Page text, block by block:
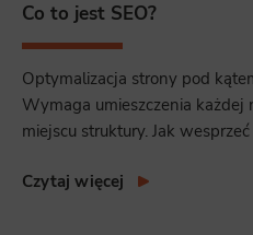
Co to jest SEO?
Optymalizacja strony pod
Wymaga umieszczenia
miejscu struktury. Jak
Czytaj więcej